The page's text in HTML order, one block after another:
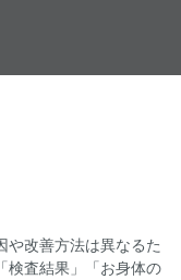
や改善方法は異なるた
検査結果」「お身体の